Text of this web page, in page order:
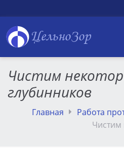
ЦельноЗор
Чистим
глубинников
Главная Работа
Чистим